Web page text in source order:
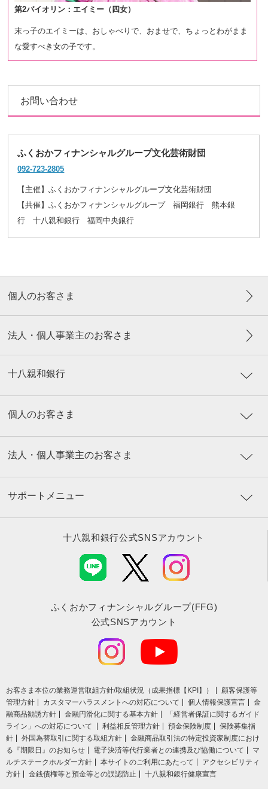
第2バイオリン：エイミー（四女）
末っ子のエイミーは、おしゃべりで、おませで、ちょっとわがまま
な愛すべき女の子です。
お問い合わせ
ふくおかフィナンシャルグループ文化芸術財団
092-723-2805
【主催】ふくおかフィナンシャルグループ文化芸術財団
【共催】ふくおかフィナンシャルグループ 福岡銀行 熊本銀
行 十八親和銀行 福岡中央銀行
個人のお客さま
法人・個人事業主のお客さま
十八親和銀行
個人のお客さま
法人・個人事業主のお客さま
サポートメニュー
十八親和銀行公式SNSアカウント
ふくおかフィナンシャルグループ(FFG)
公式SNSアカウント
お客さま本位の業務運営取組⽅針/取組状況（成果指標【KPI】）
顧客保護等
管理方針
カスタマーハラスメントへの対応について 個人情報保護宣言
金
融商品勧誘方針
金融円滑化に関する基本方針
「経営者保証に関するガイド
ライン」への対応について
利益相反管理方針 預金保険制度
保険募集指
針
外国為替取引に関する取組方針
金融商品取引法の特定投資家制度におけ
る『期限日』のお知らせ
電子決済等代行業者との連携及び協働について
マ
ルチステークホルダー方針
本サイトのご利用にあたって
アクセシビリティ
方針
金銭債権等と預金等との誤認防止 十八親和銀行健康宣言